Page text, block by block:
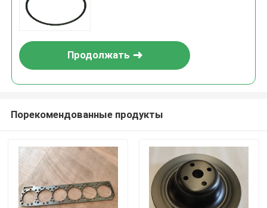
Продолжать
Порекомендованные продукты